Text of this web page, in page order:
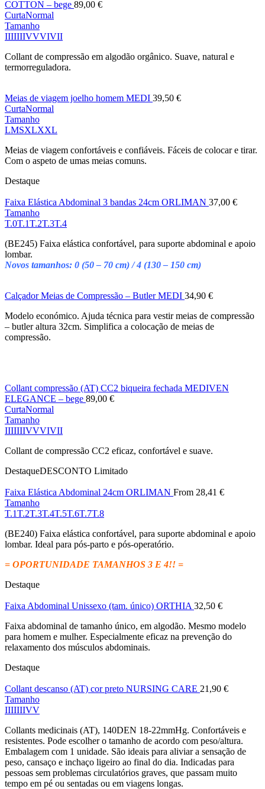
COTTON – bege 89,00 €
CurtaNormal
Tamanho
IIIIIIIVVVIVII
Collant de compressão em algodão orgânico. Suave, natural e
termorreguladora.
Meias de viagem joelho homem MEDI 39,50 €
CurtaNormal
Tamanho
LMSXLXXL
Meias de viagem confortáveis e confiáveis. Fáceis de colocar e tirar.
Com o aspeto de umas meias comuns.
Destaque
Faixa Elástica Abdominal 3 bandas 24cm ORLIMAN 37,00 €
Tamanho
T.0T.1T.2T.3T.4
(BE245) Faixa elástica confortável, para suporte abdominal e apoio
lombar.
Novos tamanhos: 0 (50 – 70 cm) / 4 (130 – 150 cm)
Calçador Meias de Compressão – Butler MEDI 34,90 €
Modelo económico. Ajuda técnica para vestir meias de compressão
– butler altura 32cm. Simplifica a colocação de meias de
compressão.
Collant compressão (AT) CC2 biqueira fechada MEDIVEN
ELEGANCE – bege 89,00 €
CurtaNormal
Tamanho
IIIIIIIVVVIVII
Collant de compressão CC2 eficaz, confortável e suave.
DestaqueDESCONTO Limitado
Faixa Elástica Abdominal 24cm ORLIMAN From 28,41 €
Tamanho
T.1T.2T.3T.4T.5T.6T.7T.8
(BE240) Faixa elástica confortável, para suporte abdominal e apoio
lombar. Ideal para pós-parto e pós-operatório.
= OPORTUNIDADE TAMANHOS 3 E 4!! =
Destaque
Faixa Abdominal Unissexo (tam. único) ORTHIA 32,50 €
Faixa abdominal de tamanho único, em algodão. Mesmo modelo
para homem e mulher. Especialmente eficaz na prevenção do
relaxamento dos músculos abdominais.
Destaque
Collant descanso (AT) cor preto NURSING CARE 21,90 €
Tamanho
IIIIIIIVV
Collants medicinais (AT), 140DEN 18-22mmHg. Confortáveis e
resistentes. Pode escolher o tamanho de acordo com peso/altura.
Embalagem com 1 unidade. São ideais para aliviar a sensação de
peso, cansaço e inchaço ligeiro ao final do dia. Indicadas para
pessoas sem problemas circulatórios graves, que passam muito
tempo em pé ou sentadas ou em viagens longas.